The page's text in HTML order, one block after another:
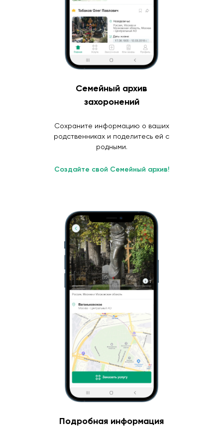
Семейный архив
захоронений
Сохраните информацию о ваших
родственниках и поделитесь ей с
родными.
Создайте свой Семейный архив!
Подробная информация